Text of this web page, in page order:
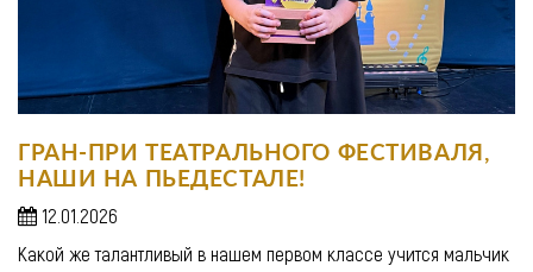
ГРАН-ПРИ ТЕАТРАЛЬНОГО ФЕСТИВАЛЯ,
НАШИ НА ПЬЕДЕСТАЛЕ!
12.01.2026
Какой же талантливый в нашем первом классе учится мальчик